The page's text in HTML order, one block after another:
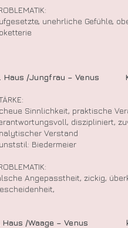
unehrliche Gefühle,
Haus /Jungfrau – Venus
Sinnlichkeit, praktische
diszipliniert,
Verstand
Biedermeier
Angepasstheit, zickig,
Haus /Waage – Venus